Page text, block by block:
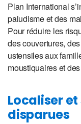
Plan International
paludisme et des
Pour réduire les
des couvertures,
ustensiles aux
moustiquaires et
Localiser
disparues